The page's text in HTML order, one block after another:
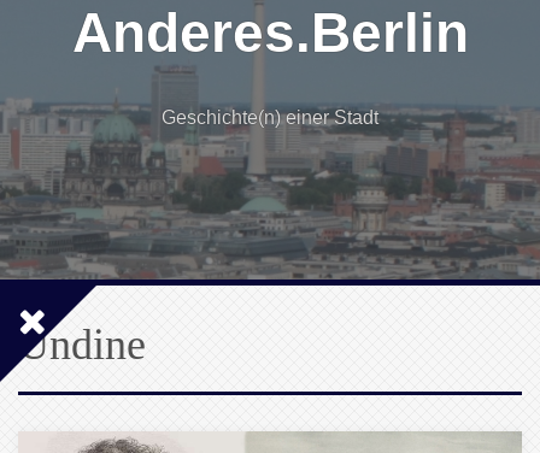
Anderes.Berlin
Geschichte(n) einer Stadt
Undine